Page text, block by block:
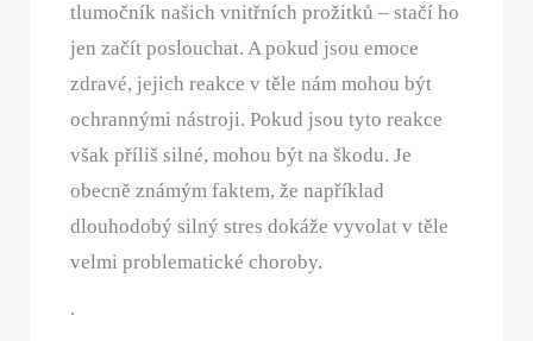
tlumočník našich vnitřních prožitků – stačí ho
jen začít poslouchat. A pokud jsou emoce
zdravé, jejich reakce v těle nám mohou být
ochrannými nástroji. Pokud jsou tyto reakce
však příliš silné, mohou být na škodu. Je
obecně známým faktem, že například
dlouhodobý silný stres dokáže vyvolat v těle
velmi problematické choroby.
.